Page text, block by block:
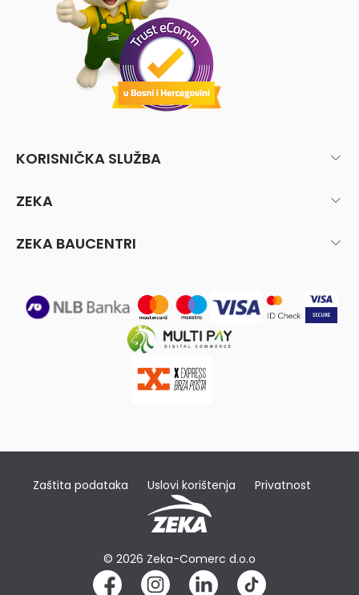
KORISNIČKA SLUŽBA
ZEKA
ZEKA BAUCENTRI
Zaštita podataka Uslovi korištenja Privatnost
© 2026 Zeka-Comerc d.o.o